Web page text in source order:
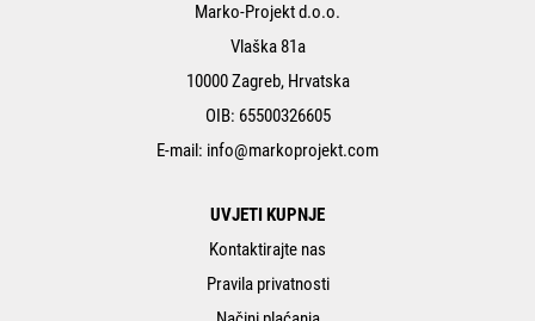
Marko-Projekt d.o.o.
Vlaška 81a
10000 Zagreb, Hrvatska
OIB: 65500326605
E-mail: info@markoprojekt.com
UVJETI KUPNJE
Kontaktirajte nas
Pravila privatnosti